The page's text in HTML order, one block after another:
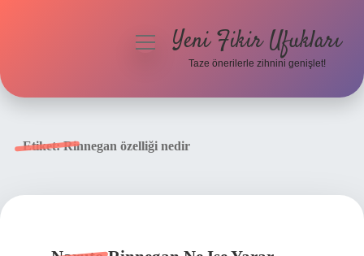
menüyüYeni Fikir Ufukları
Taze önerilerle zihnini genişlet!
Etiket:Rinnegan özelliği nedir